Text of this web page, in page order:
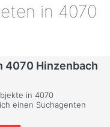
in 4070
4070 Hinzenbach
in 4070
einen Suchagenten